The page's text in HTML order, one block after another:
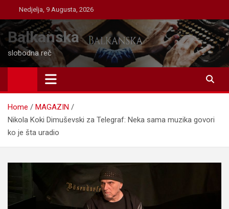
to
content
Nedjelja, 9 Augusta, 2026
Balkanska
slobodna reč
Home
MAGAZIN
Nikola Koki Dimuševski za Telegraf: Neka sama muzika govori
ko je šta uradio